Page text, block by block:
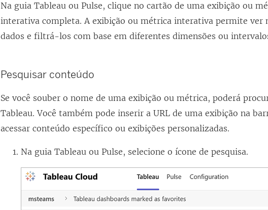
l
a
)
Na guia Tableau ou Pulse, clique no cartão de uma exibição ou
interativa completa. A exibição ou métrica interativa permite ver
dados e filtrá-los com base em diferentes dimensões ou
Pesquisar conteúdo
Se você souber o nome de uma exibição ou métrica, poderá
Tableau. Você também pode inserir a URL de uma exibição na
acessar conteúdo específico ou exibições personalizadas.
Na guia Tableau ou Pulse, selecione o ícone de pesquisa.